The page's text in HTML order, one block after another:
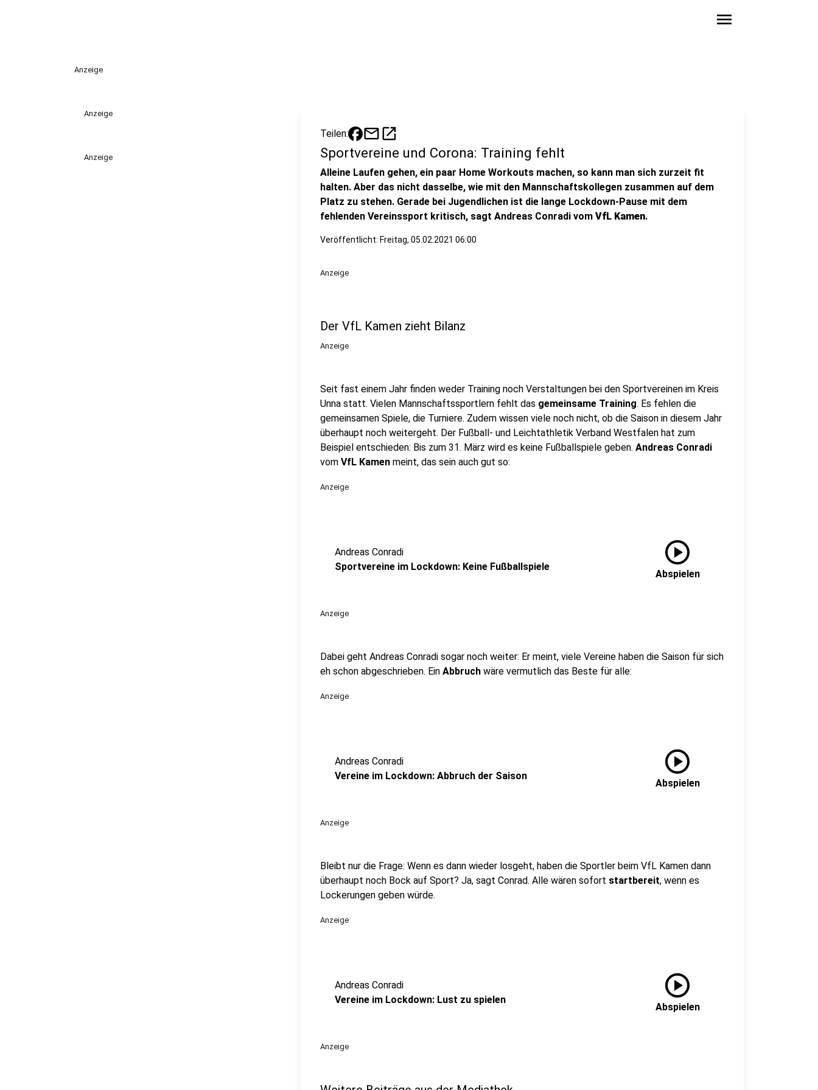
menu
Anzeige
Anzeige
Anzeige
Teilen: mailopen_in_new
Sportvereine und Corona: Training fehlt
Alleine Laufen gehen, ein paar Home Workouts machen, so kann man sich zurzeit fit
halten. Aber das nicht dasselbe, wie mit den Mannschaftskollegen zusammen auf dem
Platz zu stehen. Gerade bei Jugendlichen ist die lange Lockdown-Pause mit dem
fehlenden Vereinssport kritisch, sagt Andreas Conradi vom VfL Kamen.
Veröffentlicht: Freitag, 05.02.2021 06:00
Anzeige
Der VfL Kamen zieht Bilanz
Anzeige
Seit fast einem Jahr finden weder Training noch Verstaltungen bei den Sportvereinen im Kreis
Unna statt. Vielen Mannschaftssportlern fehlt das gemeinsame Training. Es fehlen die
gemeinsamen Spiele, die Turniere. Zudem wissen viele noch nicht, ob die Saison in diesem Jahr
überhaupt noch weitergeht. Der Fußball- und Leichtathletik Verband Westfalen hat zum
Beispiel entschieden: Bis zum 31. März wird es keine Fußballspiele geben. Andreas Conradi
vom VfL Kamen meint, das sein auch gut so:
Anzeige
Andreas Conradi
Sportvereine im Lockdown: Keine Fußballspiele
play_circle
Abspielen
Anzeige
Dabei geht Andreas Conradi sogar noch weiter: Er meint, viele Vereine haben die Saison für sich
eh schon abgeschrieben. Ein Abbruch wäre vermutlich das Beste für alle:
Anzeige
Andreas Conradi
Vereine im Lockdown: Abbruch der Saison
play_circle
Abspielen
Anzeige
Bleibt nur die Frage: Wenn es dann wieder losgeht, haben die Sportler beim VfL Kamen dann
überhaupt noch Bock auf Sport? Ja, sagt Conrad. Alle wären sofort startbereit, wenn es
Lockerungen geben würde.
Anzeige
Andreas Conradi
Vereine im Lockdown: Lust zu spielen
play_circle
Abspielen
Anzeige